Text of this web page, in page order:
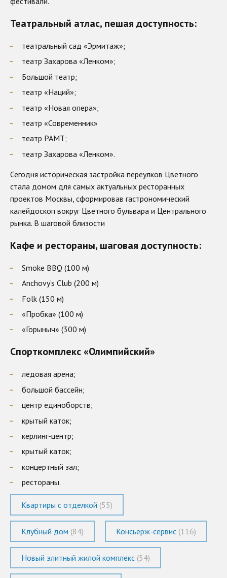
Театральный атлас, пешая доступность:
театральный сад «Эрмитаж»;
театр Захарова «Ленком»;
Большой театр;
театр «Наций»;
театр «Новая опера»;
театр «Современник»
театр РАМТ;
театр Захарова «Ленком».​
Сегодня историческая застройка переулков Цветного
стала домом для самых актуальных ресторанных
проектов Москвы, сформировав гастрономический
калейдоскоп вокруг Цветного бульвара и Центрального
рынка. В шаговой близости
Кафе и рестораны, шаговая доступность:
Smoke BBQ (100 м)
Anchovy’s Club (200 м)
Folk (150 м)
«Пробка» (100 м)
«Горыныч» (300 м)​
Спорткомплекс «Олимпийский»
ледовая арена;
большой бассейн;
центр единоборств;
крытый каток;
керлинг-центр;
крытый каток;
концертный зал;
рестораны.
Квартиры с отделкой (55)
Клубный дом (84) Консьерж-сервис (116)
Новый элитный жилой комплекс (54)